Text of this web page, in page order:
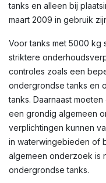
tanks en alleen bij
maart 2009 in gebruik
Voor tanks met 5000
striktere
controles zoals een
ondergrondse tanks en
tanks. Daarnaast
een grondig algemeen
verplichtingen kunnen
in waterwingebieden of
algemeen onderzoek is
ondergrondse tanks.